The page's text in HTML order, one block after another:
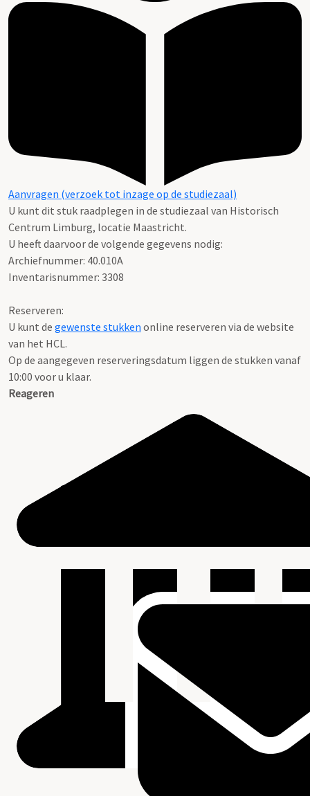
Aanvragen (verzoek tot inzage op de studiezaal)
U kunt dit stuk raadplegen in de studiezaal van Historisch
Centrum Limburg, locatie Maastricht.
U heeft daarvoor de volgende gegevens nodig:
Archiefnummer: 40.010A
Inventarisnummer: 3308
Reserveren:
U kunt de gewenste stukken online reserveren via de website
van het HCL.
Op de aangegeven reserveringsdatum liggen de stukken vanaf
10:00 voor u klaar.
Reageren